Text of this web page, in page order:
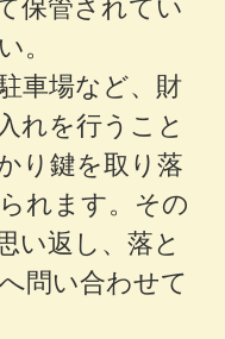
。
車場など、財
れを行うこと
り鍵を取り落
れます。その
い返し、落と
問い合わせて